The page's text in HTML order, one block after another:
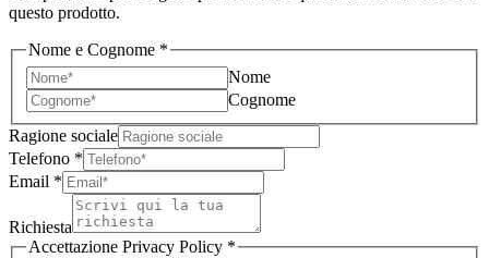
questo prodotto.
Nome e Cognome *
Nome
Cognome
Ragione sociale
Telefono *
Email *
Richiesta
Accettazione Privacy Policy *